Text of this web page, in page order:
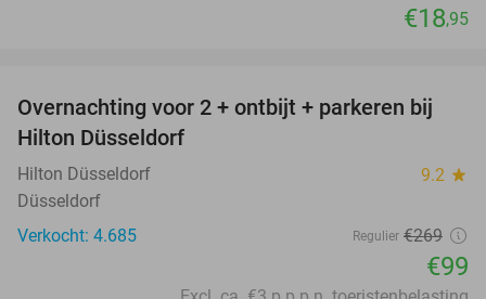
€18,95
63%
Overnachting voor 2 + ontbijt + parkeren bij
Hilton Düsseldorf
Hilton Düsseldorf 9.2 star
Düsseldorf
Verkocht: 4.685
Regulier €269
€99